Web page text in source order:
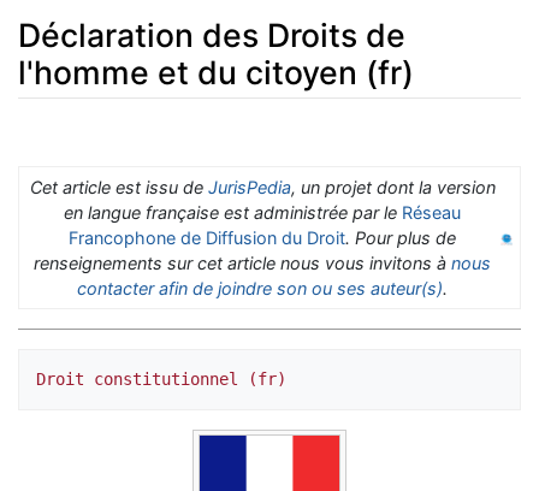
Déclaration des Droits de
l'homme et du citoyen (fr)
Cet article est issu de JurisPedia, un projet dont la version
en langue française est administrée par le Réseau
Francophone de Diffusion du Droit. Pour plus de
renseignements sur cet article nous vous invitons à nous
contacter afin de joindre son ou ses auteur(s).
Droit constitutionnel (fr)